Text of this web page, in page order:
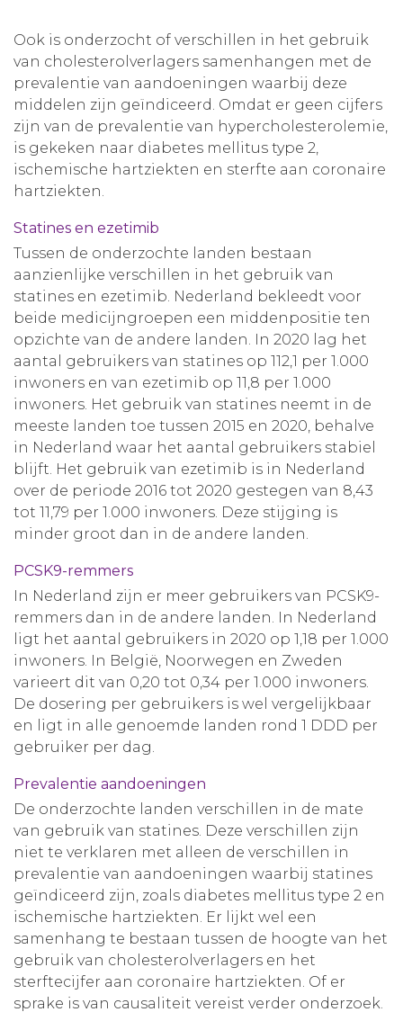
Ook is onderzocht of verschillen in het gebruik
van cholesterolverlagers samenhangen met de
prevalentie van aandoeningen waarbij deze
middelen zijn geïndiceerd. Omdat er geen cijfers
zijn van de prevalentie van hypercholesterolemie,
is gekeken naar diabetes mellitus type 2,
ischemische hartziekten en sterfte aan coronaire
hartziekten.
Statines en ezetimib
Tussen de onderzochte landen bestaan
aanzienlijke verschillen in het gebruik van
statines en ezetimib. Nederland bekleedt voor
beide medicijngroepen een middenpositie ten
opzichte van de andere landen. In 2020 lag het
aantal gebruikers van statines op 112,1 per 1.000
inwoners en van ezetimib op 11,8 per 1.000
inwoners. Het gebruik van statines neemt in de
meeste landen toe tussen 2015 en 2020, behalve
in Nederland waar het aantal gebruikers stabiel
blijft. Het gebruik van ezetimib is in Nederland
over de periode 2016 tot 2020 gestegen van 8,43
tot 11,79 per 1.000 inwoners. Deze stijging is
minder groot dan in de andere landen.
PCSK9-remmers
In Nederland zijn er meer gebruikers van PCSK9-
remmers dan in de andere landen. In Nederland
ligt het aantal gebruikers in 2020 op 1,18 per 1.000
inwoners. In België, Noorwegen en Zweden
varieert dit van 0,20 tot 0,34 per 1.000 inwoners.
De dosering per gebruikers is wel vergelijkbaar
en ligt in alle genoemde landen rond 1 DDD per
gebruiker per dag.
Prevalentie aandoeningen
De onderzochte landen verschillen in de mate
van gebruik van statines. Deze verschillen zijn
niet te verklaren met alleen de verschillen in
prevalentie van aandoeningen waarbij statines
geïndiceerd zijn, zoals diabetes mellitus type 2 en
ischemische hartziekten. Er lijkt wel een
samenhang te bestaan tussen de hoogte van het
gebruik van cholesterolverlagers en het
sterftecijfer aan coronaire hartziekten. Of er
sprake is van causaliteit vereist verder onderzoek.